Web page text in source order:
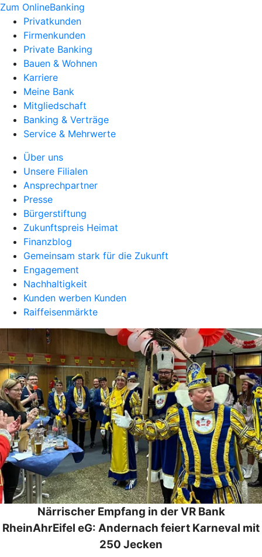
Zum OnlineBanking
Privatkunden
Firmenkunden
Private Banking
Bauen & Wohnen
Karriere
Meine Bank
Mitgliedschaft
Banking & Verträge
Service & Mehrwerte
Über uns
Unsere Filialen
Ansprechpartner
Presse
Bürgerstiftung
Zukunftspreis Heimat
Finanzblog
Gemeinsam stark für die Zukunft
Engagement
Nachhaltigkeit
Kunden werben Kunden
Raiffeisenmärkte
Närrischer Empfang in der VR Bank
RheinAhrEifel eG: Andernach feiert Karneval mit
250 Jecken